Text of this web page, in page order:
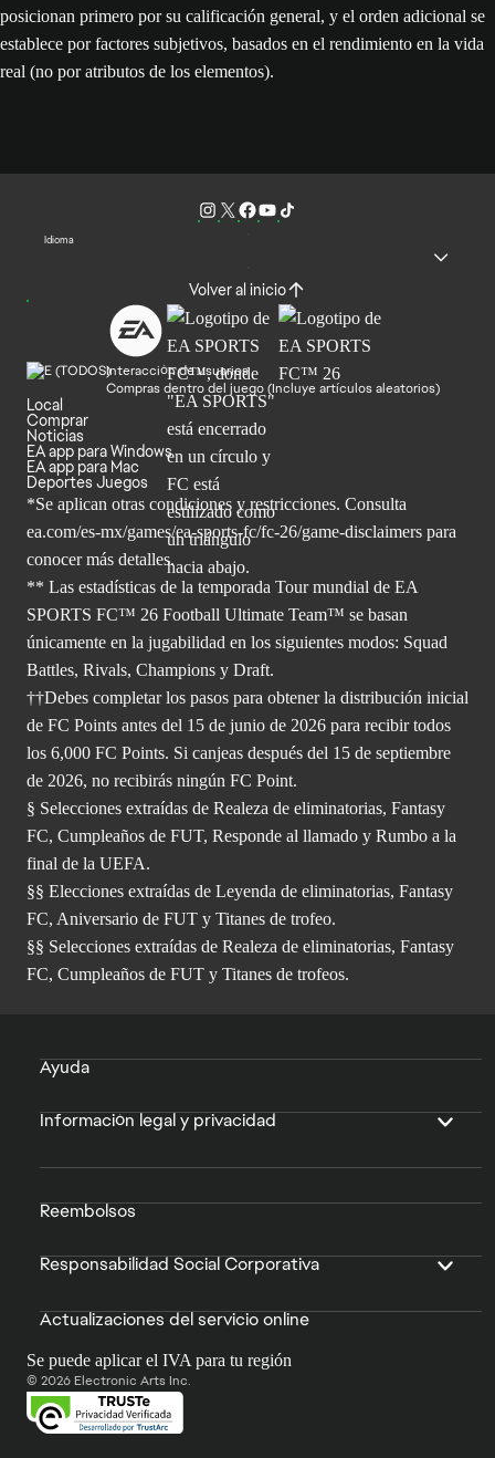
posicionan primero por su calificación general, y el orden adicional se
establece por factores subjetivos, basados en el rendimiento en la vida
real (no por atributos de los elementos).
Idioma
Volver al inicio
Interacción de usuarios
Compras dentro del juego (Incluye artículos aleatorios)
Local
Comprar
Noticias
EA app para Windows
EA app para Mac
Deportes Juegos
*Se aplican otras condiciones y restricciones. Consulta
ea.com/es-mx/games/ea-sports-fc/fc-26/game-disclaimers para
conocer más detalles.
** Las estadísticas de la temporada Tour mundial de EA
SPORTS FC™ 26 Football Ultimate Team™ se basan
únicamente en la jugabilidad en los siguientes modos: Squad
Battles, Rivals, Champions y Draft.
††Debes completar los pasos para obtener la distribución inicial
de FC Points antes del 15 de junio de 2026 para recibir todos
los 6,000 FC Points. Si canjeas después del 15 de septiembre
de 2026, no recibirás ningún FC Point.
§ Selecciones extraídas de Realeza de eliminatorias, Fantasy
FC, Cumpleaños de FUT, Responde al llamado y Rumbo a la
final de la UEFA.
§§ Elecciones extraídas de Leyenda de eliminatorias, Fantasy
FC, Aniversario de FUT y Titanes de trofeo.
§§ Selecciones extraídas de Realeza de eliminatorias, Fantasy
FC, Cumpleaños de FUT y Titanes de trofeos.
Ayuda
Información legal y privacidad
Reembolsos
Responsabilidad Social Corporativa
Actualizaciones del servicio online
Se puede aplicar el IVA para tu región
© 2026 Electronic Arts Inc.